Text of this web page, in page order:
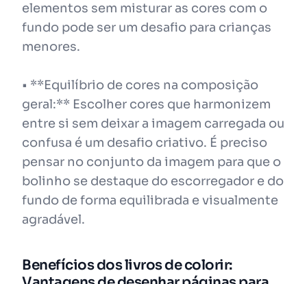
elementos sem misturar as cores com o
fundo pode ser um desafio para crianças
menores.
• **Equilíbrio de cores na composição
geral:** Escolher cores que harmonizem
entre si sem deixar a imagem carregada ou
confusa é um desafio criativo. É preciso
pensar no conjunto da imagem para que o
bolinho se destaque do escorregador e do
fundo de forma equilibrada e visualmente
agradável.
Benefícios dos livros de colorir: